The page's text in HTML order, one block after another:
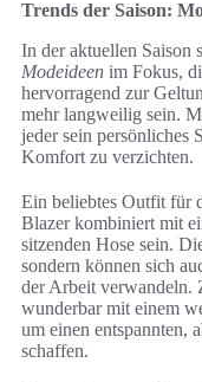
Trends der Saison:
In der aktuellen Saison
Modeideen im Fokus,
hervorragend zur
mehr langweilig sein.
jeder sein persönliches
Komfort zu verzichten.
Ein beliebtes Outfit für
Blazer kombiniert mit
sitzenden Hose sein.
sondern können sich
der Arbeit verwandeln.
wunderbar mit einem
um einen entspannten,
schaffen.